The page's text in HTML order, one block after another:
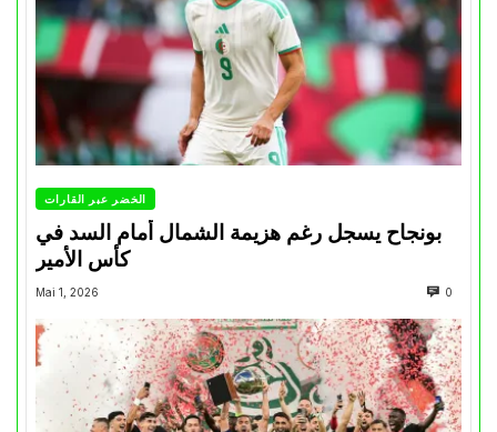
الخضر عبر القارات
بونجاح يسجل رغم هزيمة الشمال أمام السد في
كأس الأمير
Mai 1, 2026 0